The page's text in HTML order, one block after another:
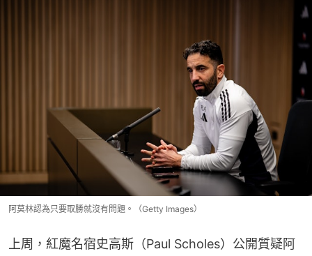
阿莫林認為只要取勝就沒有問題。（Getty Images）
上周，紅魔名宿史高斯（Paul Scholes）公開質疑阿